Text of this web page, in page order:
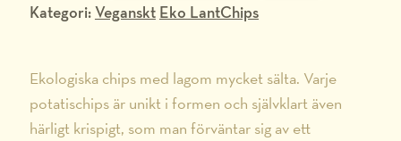
Kategori:Veganskt Eko LantChips
Ekologiska chips med lagom mycket sälta. Varje
potatischips är unikt i formen och självklart även
härligt krispigt, som man förväntar sig av ett